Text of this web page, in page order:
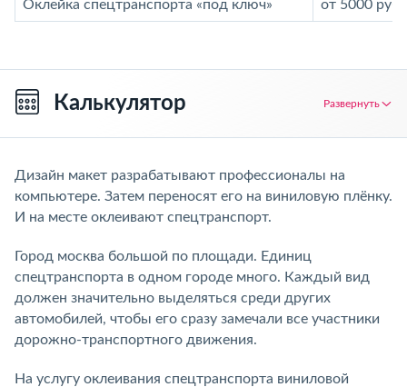
Оклейка спецтранспорта «под ключ» от 5000 руб.
Калькулятор Развернуть
Дизайн макет разрабатывают профессионалы на
компьютере. Затем переносят его на виниловую плёнку.
И на месте оклеивают спецтранспорт.
Город москва большой по площади. Единиц
спецтранспорта в одном городе много. Каждый вид
должен значительно выделяться среди других
автомобилей, чтобы его сразу замечали все участники
дорожно-транспортного движения.
На услугу оклеивания спецтранспорта виниловой